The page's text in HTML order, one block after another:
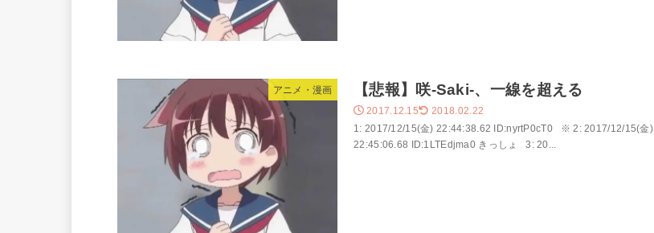
アニメ・漫画 【悲報】咲-Saki-、一線を超える
2017.12.15 2018.02.22
1: 2017/12/15(金) 22:44:38.62 ID:nyrtP0cT0 ※ 2: 2017/12/15(金)
22:45:06.68 ID:1LTEdjma0 きっしょ 3: 20...